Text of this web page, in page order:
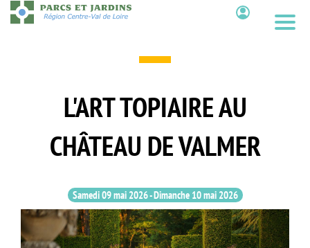
Aller
au
L'ART TOPIAIRE AU
CHÂTEAU DE VALMER
Samedi 09 mai 2026-Dimanche 10 mai 2026